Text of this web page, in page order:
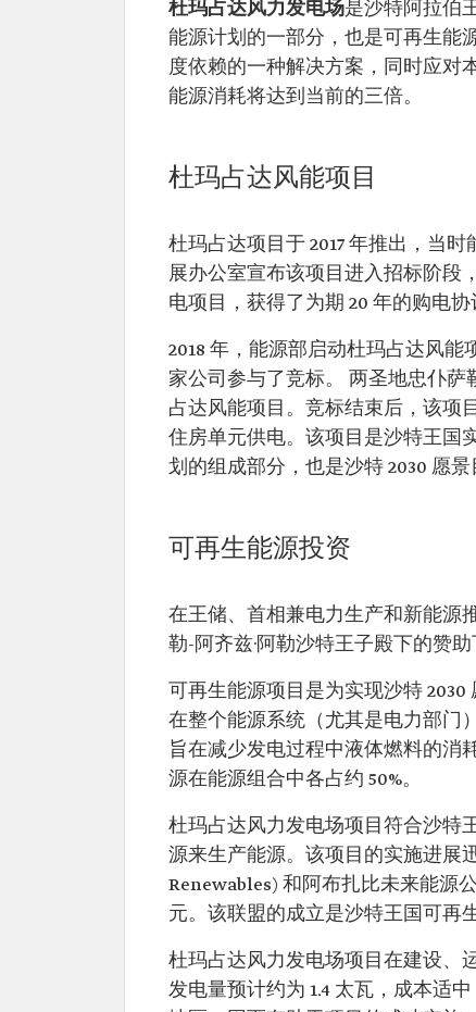
杜玛占达风力发电场是沙特阿拉伯
能源计划的一部分，也是可再生能
度依赖的一种解决方案，同时应对
能源消耗将达到当前的三倍。
杜玛占达风能项目
杜玛占达项目于 2017 年推出，当
展办公室宣布该项目进入招标阶段
电项目，获得了为期 20 年的购电
2018 年，能源部启动杜玛占达风
家公司参与了竞标。 两圣地忠仆萨
占达风能项目。竞标结束后，该项
住房单元供电。该项目是沙特王国
划的组成部分，也是沙特 2030 愿景
可再生能源投资
在王储、首相兼电力生产和新能源
勒-阿齐兹·阿勒沙特王子殿下的赞
可再生能源项目是为实现沙特
在整个能源系统（尤其是电力部门
旨在减少发电过程中液体燃料的消
源在能源组合中各占约 50%。
杜玛占达风力发电场项目符合沙特
源来生产能源。该项目的实施进展
Renewables) 和阿布扎比未来能源
元。该联盟的成立是沙特王国可再
杜玛占达风力发电场项目在建设、
发电量预计约为 1.4 太瓦，成本适